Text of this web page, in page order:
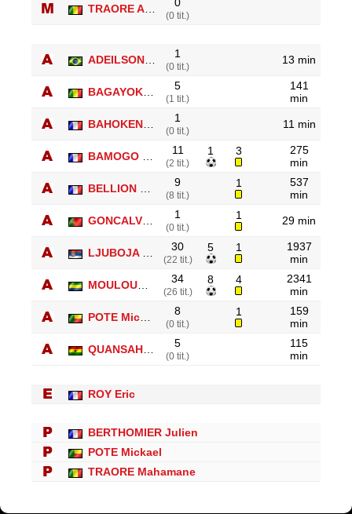
TRAORE Abdou 0
(0 tit.)
ADEILSON Pereira 1
(0 tit.)
13 min
BAGAYOKO Mamadou 5
(1 tit.)
141
min
BAHOKEN Stephane 1
(0 tit.)
11 min
BAMOGO Habib 11
(2 tit.)
1 3
275
min
BELLION David 9
(8 tit.)
1
537
min
GONCALVES Esmael 1
(0 tit.)
1 29 min
LJUBOJA Danijel 30
(22 tit.)
5 1
1937
min
MOULOUNGUI Eric 34
(26 tit.)
8 4
2341
min
POTE Mickael 8
(0 tit.)
1
159
min
QUANSAH Abeiku 5
(0 tit.)
115
min
ROY Eric
BERTHOMIER Julien
POTE Mickael
TRAORE Mahamane